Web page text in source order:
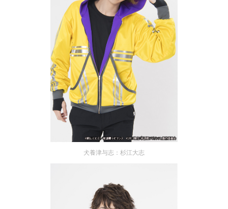
犬養津与志：杉江大志